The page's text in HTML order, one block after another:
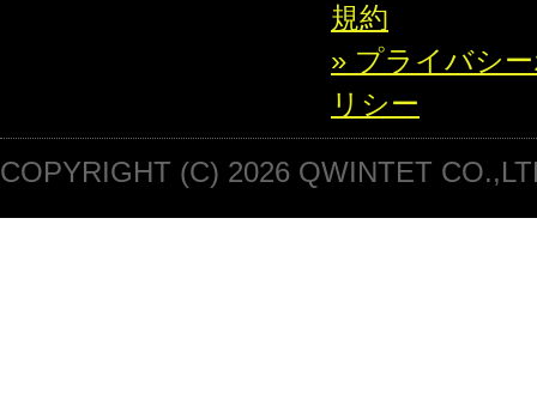
規約
» プライバシ
リシー
COPYRIGHT (C) 2026 QWINTET